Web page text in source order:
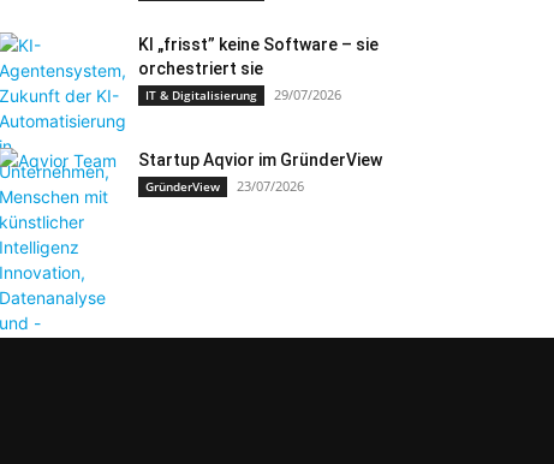
KI „frisst” keine Software – sie
orchestriert sie
IT & Digitalisierung 29/07/2026
Startup Aqvior im GründerView
GründerView 23/07/2026